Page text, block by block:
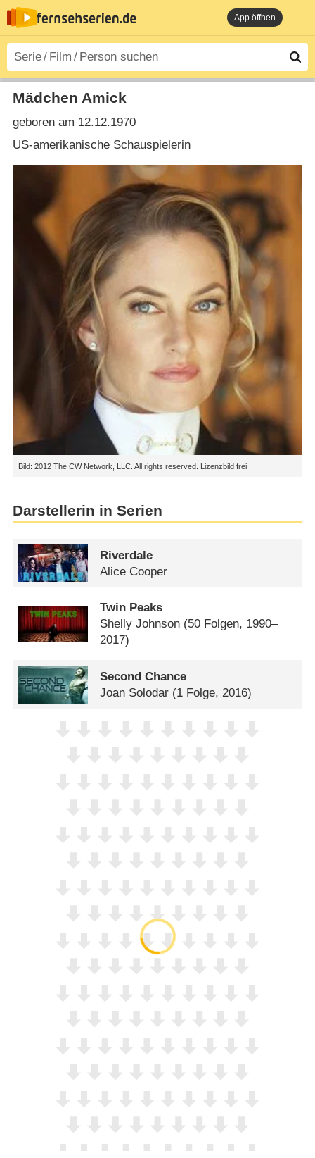
App öffnen
Bild: 2012 The CW Network, LLC. All rights reserved. Lizenzbild frei
Mädchen Amick
geboren am 12.12.1970
US-amerikanische Schauspielerin
Darstellerin in Serien
Riverdale
Alice Cooper
Twin Peaks
Shelly Johnson (50 Folgen, 1990–
2017)
Second Chance
Joan Solodar (1 Folge, 2016)